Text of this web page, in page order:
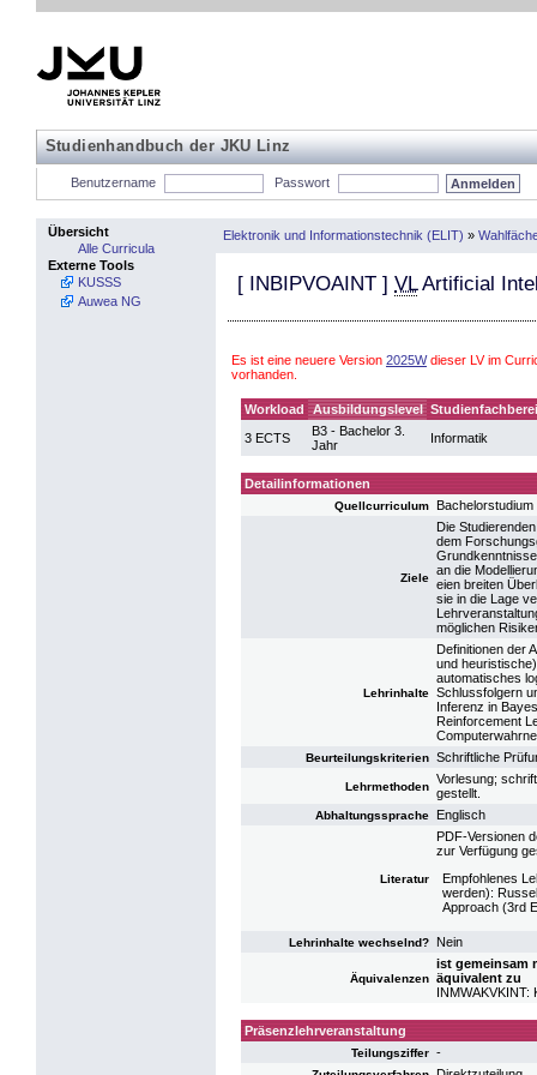
Studienhandbuch der JKU Linz
Benutzername Passwort
Übersicht
Alle Curricula
Externe Tools
KUSSS
Auwea NG
Elektronik und Informationstechnik (ELIT) »
[ INBIPVOAINT ] VLArtificial
Es ist eine neuere Version 2025Wdieser LV im
vorhanden.
Workload Ausbildungslevel
3 ECTS
B3 - Bachelor 3.
Jahr
Informatik
Detailinformationen
Quellcurriculum
Ziele
Die
dem
an die
eien breiten
sie in die Lage
möglichen
Lehrinhalte
Definitionen der
und
automatisches
Schlussfolgern
Inferenz in
Reinforcement
Beurteilungskriterien Schriftliche
Lehrmethoden
Vorlesung;
gestellt.
Abhaltungssprache Englisch
Literatur
PDF-Versionen
zur Verfügung
Empfohlenes
werden):
Approach (3rd
Lehrinhalte wechselnd? Nein
Äquivalenzen
ist gemeinsam
äquivalent zu
INMWAKVKINT:
Präsenzlehrveranstaltung
Teilungsziffer -